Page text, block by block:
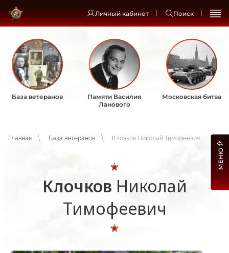
Личный кабинет Поиск
База ветеранов
Памяти Василия
Ланового
Московская битва
Главная База ветеранов Клочков Николай Тимофеевич
Клочков Николай
Тимофеевич
МЕНЮ